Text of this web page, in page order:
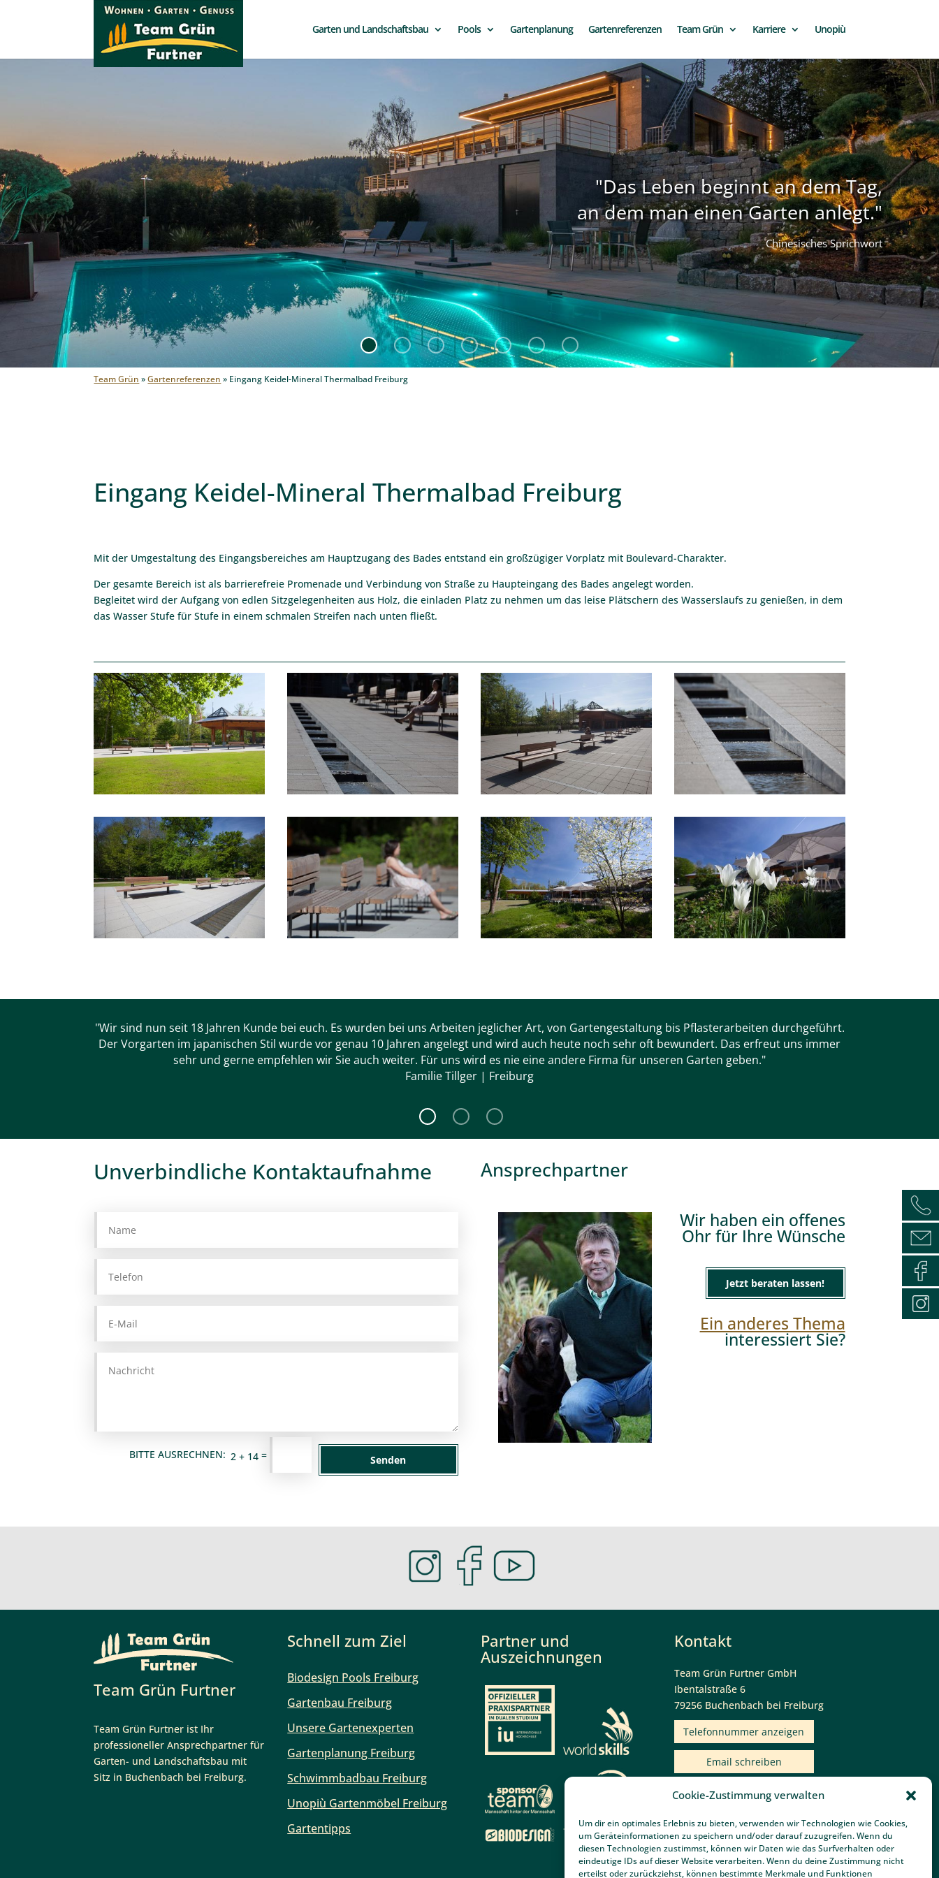
Cookie-Zustimmung verwalten
Um dir ein optimales Erlebnis zu bieten, verwenden wir Technologien wie Cookies,
um Geräteinformationen zu speichern und/oder darauf zuzugreifen. Wenn du
diesen Technologien zustimmst, können wir Daten wie das Surfverhalten oder
eindeutige IDs auf dieser Website verarbeiten. Wenn du deine Zustimmung nicht
erteilst oder zurückziehst, können bestimmte Merkmale und Funktionen
Garten und Landschaftsbau Pools Gartenplanung Gartenreferenzen Team Grün Karriere Unopiù
"Das Leben beginnt an dem Tag,
an dem man einen Garten anlegt."
Chinesisches Sprichwort
Team Grün »Gartenreferenzen » Eingang Keidel-Mineral Thermalbad Freiburg
Eingang Keidel-Mineral Thermalbad Freiburg
Mit der Umgestaltung des Eingangsbereiches am Hauptzugang des Bades entstand ein großzügiger Vorplatz mit Boulevard-Charakter.
Der gesamte Bereich ist als barrierefreie Promenade und Verbindung von Straße zu Haupteingang des Bades angelegt worden.
Begleitet wird der Aufgang von edlen Sitzgelegenheiten aus Holz, die einladen Platz zu nehmen um das leise Plätschern des Wasserslaufs zu genießen, in dem
das Wasser Stufe für Stufe in einem schmalen Streifen nach unten fließt.
"Wir sind nun seit 18 Jahren Kunde bei euch. Es wurden bei uns Arbeiten jeglicher Art, von Gartengestaltung bis Pflasterarbeiten durchgeführt.
Der Vorgarten im japanischen Stil wurde vor genau 10 Jahren angelegt und wird auch heute noch sehr oft bewundert. Das erfreut uns immer
sehr und gerne empfehlen wir Sie auch weiter. Für uns wird es nie eine andere Firma für unseren Garten geben."
Familie Tillger | Freiburg
Unverbindliche Kontaktaufnahme Ansprechpartner
2 + 14= Senden
Wir haben ein offenes
Ohr für Ihre Wünsche
Jetzt beraten lassen!
Ein anderes Thema
interessiert Sie?
Team Grün Furtner
Team Grün Furtner ist Ihr
professioneller Ansprechpartner für
Garten- und Landschaftsbau mit
Sitz in Buchenbach bei Freiburg.
Schnell zum Ziel
Biodesign Pools Freiburg
Gartenbau Freiburg
Unsere Gartenexperten
Gartenplanung Freiburg
Schwimmbadbau Freiburg
Unopiù Gartenmöbel Freiburg
Gartentipps
Partner und
Auszeichnungen
Kontakt
Team Grün Furtner GmbH
Ibentalstraße 6
79256 Buchenbach bei Freiburg
Telefonnummer anzeigen
Email schreiben
Bewertungen von
Garten- & Landschaftsbau bei
Google:
4.7 von 5 Punkten in 58